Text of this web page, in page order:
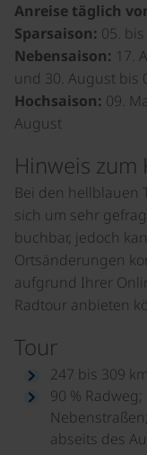
Anreise täglich
Sparsaison: 05.
Nebensaison: 17.
und 30. August bis
Hochsaison: 09.
August
Hinweis zum
Bei den hellblauen
sich um sehr
buchbar, jedoch
Ortsänderungen
aufgrund Ihrer
Radtour anbieten
Tour
247 bis 309
90 %
abseits des